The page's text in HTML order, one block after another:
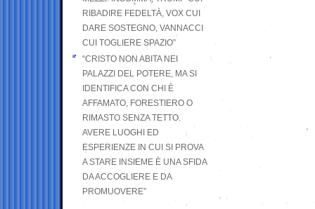
RIBADIRE FEDELTÀ, VOX CUI
DARE SOSTEGNO, VANNACCI
CUI TOGLIERE SPAZIO”
“CRISTO NON ABITA NEI
PALAZZI DEL POTERE, MA SI
IDENTIFICA CON CHI È
AFFAMATO, FORESTIERO O
RIMASTO SENZA TETTO.
AVERE LUOGHI ED
ESPERIENZE IN CUI SI PROVA
A STARE INSIEME È UNA SFIDA
DA ACCOGLIERE E DA
PROMUOVERE”